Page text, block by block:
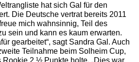
hat sich Gal für den
Die Deutsche vertrat bereits 2011
mich wahnsinnig, Teil des
sein und kann es kaum erwarten.
gearbeitet“, sagt Sandra Gal. Auch
Teilnahme beim Solheim Cup,
Rookie 2 ½ Punkte holte. „Dies war